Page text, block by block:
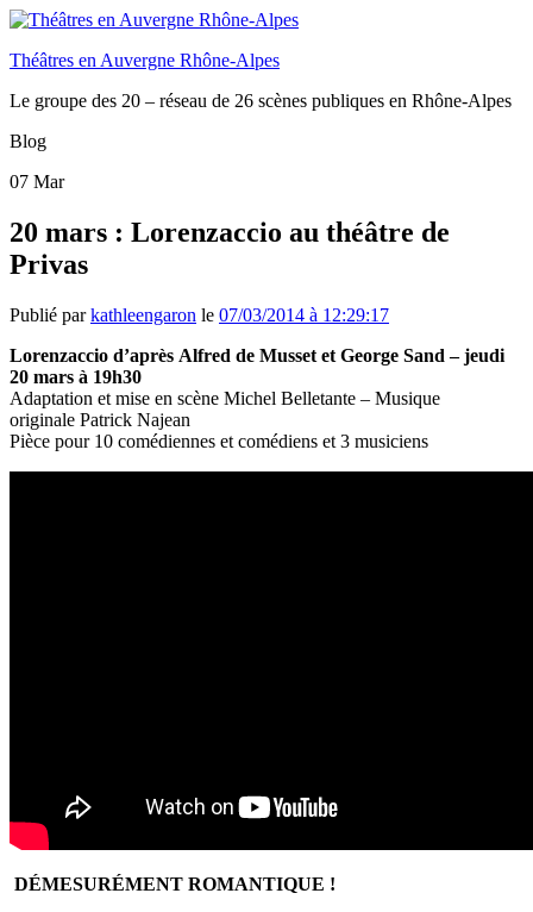
Théâtres en Auvergne Rhône-Alpes
Le groupe des 20 – réseau de 26 scènes publiques en Rhône-Alpes
Blog
07 Mar
20 mars : Lorenzaccio au théâtre de
Privas
Publié parkathleengaron le 07/03/2014 à 12:29:17
Lorenzaccio d’après Alfred de Musset et George Sand – jeudi
20 mars à 19h30
Adaptation et mise en scène Michel Belletante – Musique
originale Patrick Najean
Pièce pour 10 comédiennes et comédiens et 3 musiciens
DÉMESURÉMENT ROMANTIQUE !